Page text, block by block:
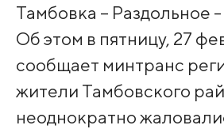
Тамбовка – Раздольное
Об этом в пятницу, 27
сообщает минтранс
жители Тамбовского
неоднократно